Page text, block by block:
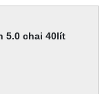
5.0 chai 40lít